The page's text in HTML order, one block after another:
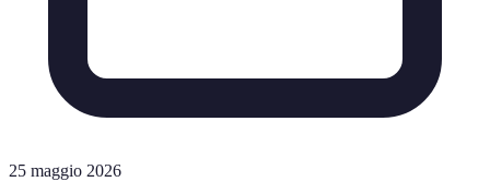
25 maggio 2026